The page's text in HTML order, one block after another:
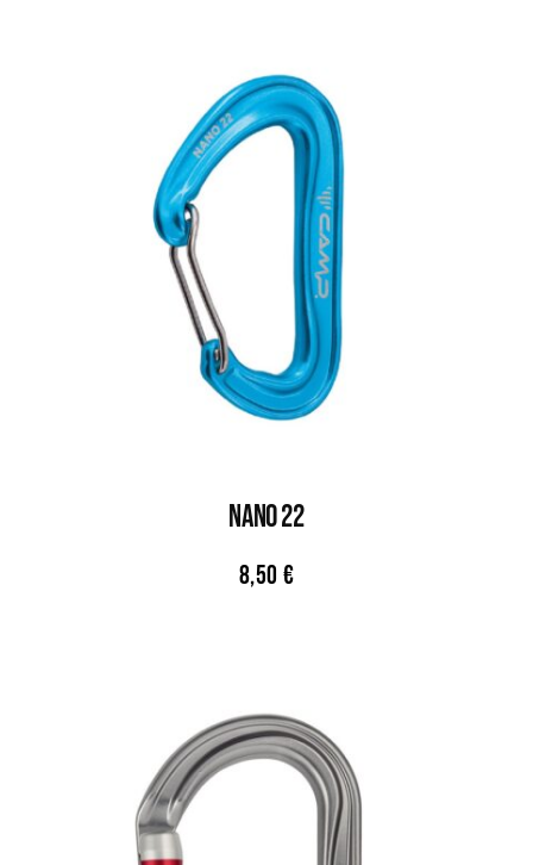
Nano 22
8,50 €